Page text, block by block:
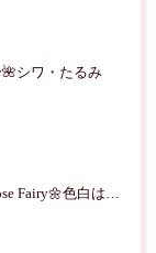
シワ・たるみ
那須塩原市エステサロンRose Fairy🌼色白は七難隠す